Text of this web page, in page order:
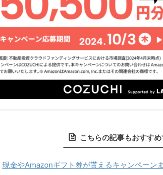
こちらの記事もおすす
現金やAmazonギフト券が貰えるキャンペーン